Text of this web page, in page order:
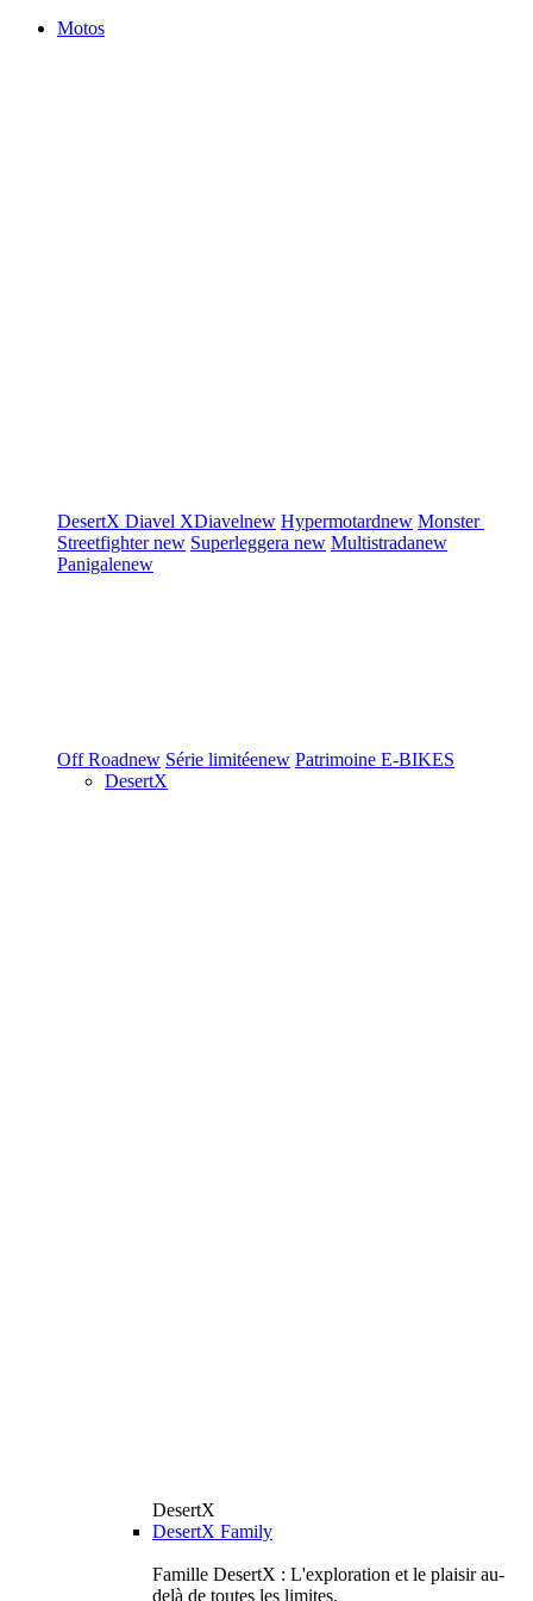
Motos
DesertX Diavel XDiavelnew Hypermotardnew Monster
Streetfighternew Superleggera new Multistradanew
Panigalenew
Off Roadnew Série limitéenew Patrimoine E-BIKES
DesertX
DesertX
DesertX Family
Famille DesertX : L'exploration et le plaisir au-
delà de toutes les limites.